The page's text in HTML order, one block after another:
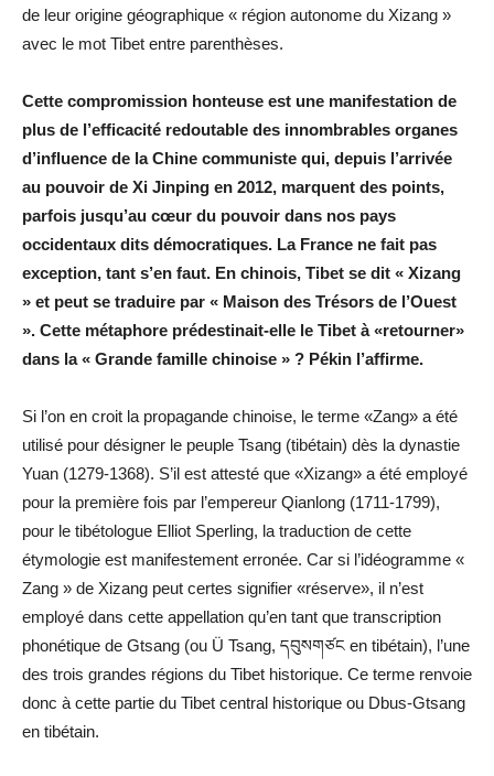
de leur origine géographique « région autonome du Xizang »
avec le mot Tibet entre parenthèses.
Cette compromission honteuse est une manifestation de
plus de l’efficacité redoutable des innombrables organes
d’influence de la Chine communiste qui, depuis l’arrivée
au pouvoir de Xi Jinping en 2012, marquent des points,
parfois jusqu’au cœur du pouvoir dans nos pays
occidentaux dits démocratiques. La France ne fait pas
exception, tant s’en faut. En chinois, Tibet se dit « Xizang
» et peut se traduire par « Maison des Trésors de l’Ouest
». Cette métaphore prédestinait-elle le Tibet à «retourner»
dans la « Grande famille chinoise » ? Pékin l’affirme.
Si l’on en croit la propagande chinoise, le terme «Zang» a été
utilisé pour désigner le peuple Tsang (tibétain) dès la dynastie
Yuan (1279-1368). S’il est attesté que «Xizang» a été employé
pour la première fois par l’empereur Qianlong (1711-1799),
pour le tibétologue Elliot Sperling, la traduction de cette
étymologie est manifestement erronée. Car si l’idéogramme «
Zang » de Xizang peut certes signifier «réserve», il n’est
employé dans cette appellation qu’en tant que transcription
phonétique de Gtsang (ou Ü Tsang, དབུསགཙང en tibétain), l’une
des trois grandes régions du Tibet historique. Ce terme renvoie
donc à cette partie du Tibet central historique ou Dbus-Gtsang
en tibétain.